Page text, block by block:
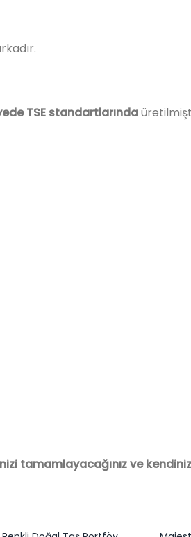
TSE standartlarında
tamamlayacağınız ve